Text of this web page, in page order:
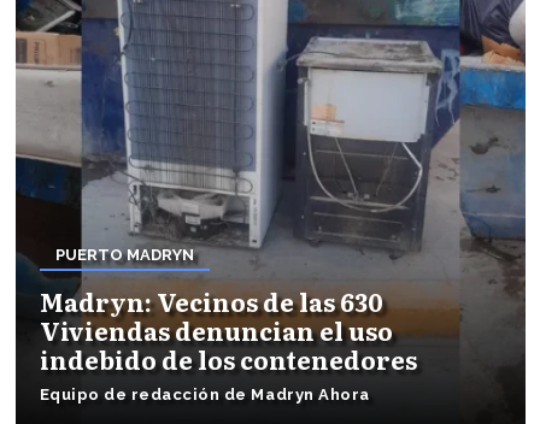
PUERTO MADRYN
Madryn: Vecinos de las 630
Viviendas denuncian el uso
indebido de los contenedores
Equipo de redacción de Madryn Ahora